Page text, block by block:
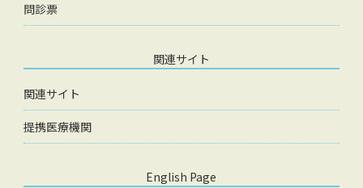
問診票
関連サイト
関連サイト
提携医療機関
English Page